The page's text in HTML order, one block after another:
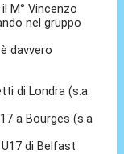
M° Vincenzo
nel gruppo
davvero
di Londra (s.a.
a Bourges (s.a
di Belfast